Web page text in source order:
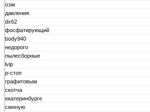
оэм
давления
dx62
фосфатирующий
body940
недорого
пылесборные
lvlp
р-стоп
графитовым
скотча
екатеринбурге
сменую